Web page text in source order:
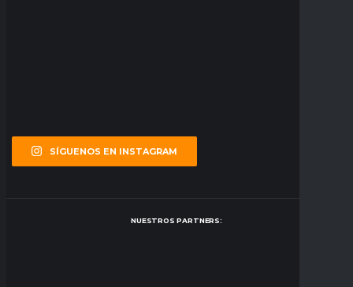
SÍGUENOS EN INSTAGRAM
NUESTROS PARTNERS: